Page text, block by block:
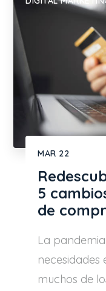
MAR 22
5
de
La
necesidades
muchos de